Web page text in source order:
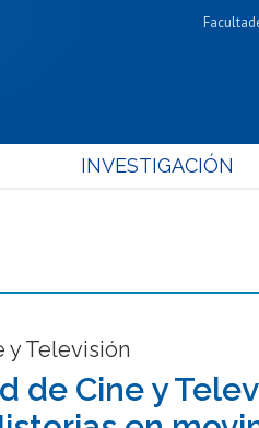
Cs.
INVESTIGACIÓN
y Televisión
de Cine y